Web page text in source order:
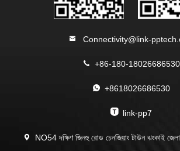
Connectivity@link-
+86-180-18026686530
+8618026686530
link-pp7
NO54 দক্ষিণ জিনহু রোড চেনজিয়াং টাউন ঝংকাই